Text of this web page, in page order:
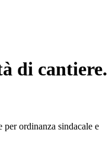
di cantiere.
per ordinanza sindacale e